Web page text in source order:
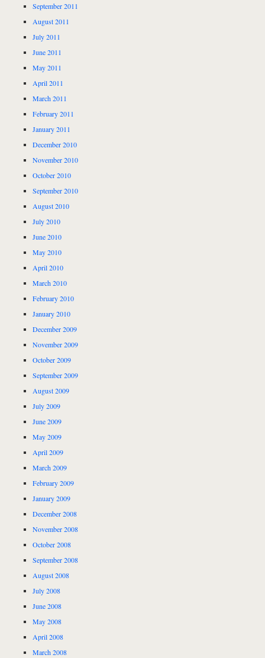
September 2011
August 2011
July 2011
June 2011
May 2011
April 2011
March 2011
February 2011
January 2011
December 2010
November 2010
October 2010
September 2010
August 2010
July 2010
June 2010
May 2010
April 2010
March 2010
February 2010
January 2010
December 2009
November 2009
October 2009
September 2009
August 2009
July 2009
June 2009
May 2009
April 2009
March 2009
February 2009
January 2009
December 2008
November 2008
October 2008
September 2008
August 2008
July 2008
June 2008
May 2008
April 2008
March 2008